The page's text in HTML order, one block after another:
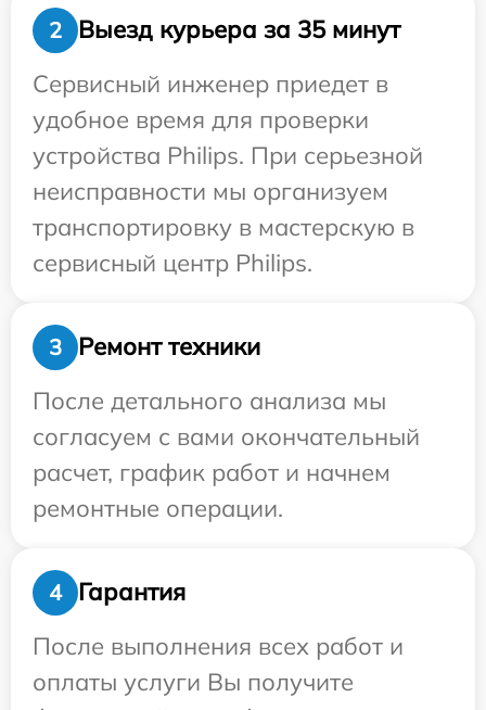
2
Выезд курьера за 35 минут
Сервисный инженер приедет в
удобное время для проверки
устройства Philips. При серьезной
неисправности мы организуем
транспортировку в мастерскую в
сервисный центр Philips.
3
Ремонт техники
После детального анализа мы
согласуем с вами окончательный
расчет, график работ и начнем
ремонтные операции.
4
Гарантия
После выполнения всех работ и
оплаты услуги Вы получите